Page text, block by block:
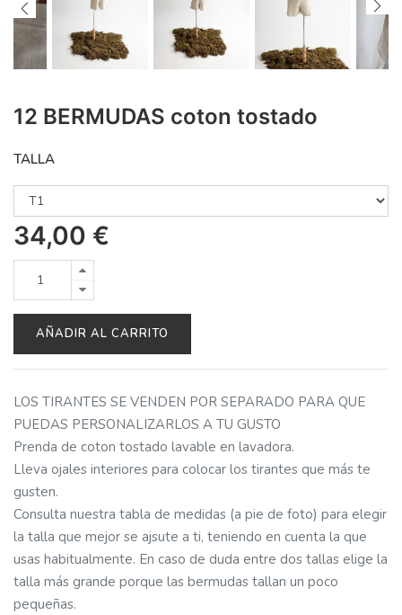
12 BERMUDAS coton tostado
TALLA
34,00 €
AÑADIR AL CARRITO
LOS TIRANTES SE VENDEN POR SEPARADO PARA QUE
PUEDAS PERSONALIZARLOS A TU GUSTO
Prenda de coton tostado lavable en lavadora.
Lleva ojales interiores para colocar los tirantes que más te
gusten.
Consulta nuestra tabla de medidas (a pie de foto) para elegir
la talla que mejor se ajsute a ti, teniendo en cuenta la que
usas habitualmente. En caso de duda entre dos tallas elige la
talla más grande porque las bermudas tallan un poco
pequeñas.